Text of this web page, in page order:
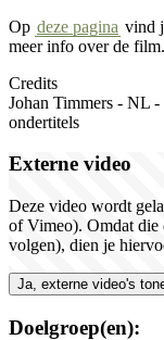
Op deze pagina vind
meer info over de film.
Credits
Johan Timmers - NL
ondertitels
Externe video
Deze video wordt
of Vimeo). Omdat die
volgen), dien je
Ja, externe video's
Doelgroep(en):